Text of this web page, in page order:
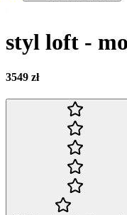
styl loft -
3549 zł